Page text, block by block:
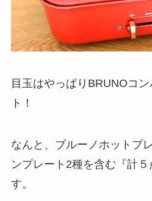
目玉はやっぱりBRUNOコ
ト！
なんと、ブルーノホットプ
ンプレート2種を含む『計
す。